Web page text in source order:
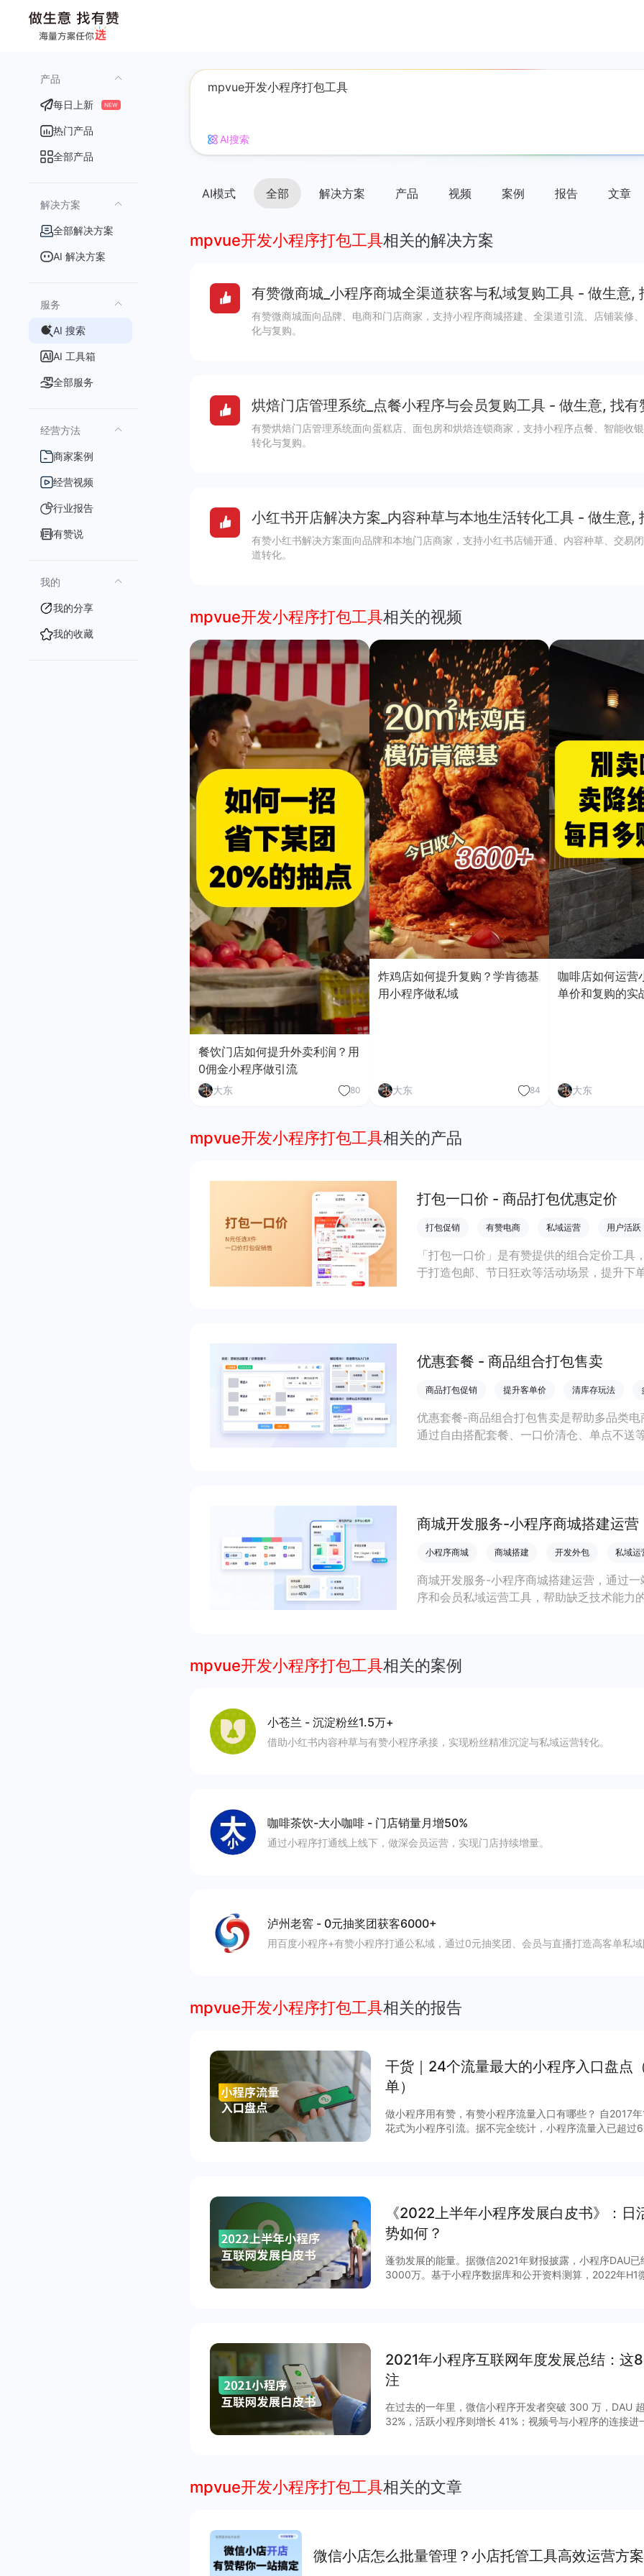
产品
每日上新 NEW
热门产品
全部产品
解决方案
全部解决方案
AI 解决方案
服务
AI 搜索
AI 工具箱
全部服务
经营方法
商家案例
经营视频
行业报告
有赞说
我的
我的分享
我的收藏
AI搜索
AI模式 全部 解决方案 产品 视频 案例 报告 文章
mpvue开发小程序打包工具相关的解决方案
有赞微商城_小程序商城全渠道获客与私域复购工具 - 做生意,
有赞微商城面向品牌、电商和门店商家，支持小程序商城搭建、全渠道引流、店铺装修
化与复购。
烘焙门店管理系统_点餐小程序与会员复购工具 - 做生意, 找有
有赞烘焙门店管理系统面向蛋糕店、面包房和烘焙连锁商家，支持小程序点餐、智能收
转化与复购。
小红书开店解决方案_内容种草与本地生活转化工具 - 做生意,
有赞小红书解决方案面向品牌和本地门店商家，支持小红书店铺开通、内容种草、交易
道转化。
mpvue开发小程序打包工具相关的视频
餐饮门店如何提升外卖利润？用
0佣金小程序做引流
大东 80
炸鸡店如何提升复购？学肯德基
用小程序做私域
大东 84
咖啡店如何运营
单价和复购的实
大东
mpvue开发小程序打包工具相关的产品
打包一口价 - 商品打包优惠定价
打包促销 有赞电商 私域运营 用户活跃
「打包一口价」是有赞提供的组合定价工
于打造包邮、节日狂欢等活动场景，提升下
优惠套餐 - 商品组合打包售卖
商品打包促销 提升客单价 清库存玩法
优惠套餐-商品组合打包售卖是帮助多品类
通过自由搭配套餐、一口价清仓、单点不送
商城开发服务-小程序商城搭建运营
小程序商城 商城搭建 开发外包 私域运
商城开发服务-小程序商城搭建运营，通过
序和会员私域运营工具，帮助缺乏技术能力
mpvue开发小程序打包工具相关的案例
小苍兰 - 沉淀粉丝1.5万+
借助小红书内容种草与有赞小程序承接，实现粉丝精准沉淀与私域运营转化。
咖啡茶饮-大小咖啡 - 门店销量月增50%
通过小程序打通线上线下，做深会员运营，实现门店持续增量。
泸州老窖 - 0元抽奖团获客6000+
用百度小程序+有赞小程序打通公私域，通过0元抽奖团、会员与直播打造高客单私
mpvue开发小程序打包工具相关的报告
干货｜24个流量最大的小程序入口盘点
单）
做小程序用有赞，有赞小程序流量入口有哪些？ 自2017
花式为小程序引流。据不完全统计，小程序流量入已超过
《2022上半年小程序发展白皮书》：
势如何？
蓬勃发展的能量。据微信2021年财报披露，小程序DAU
3000万。基于小程序数据库和公开资料测算，2022年H1
2021年小程序互联网年度发展总结：这
注
在过去的一年里，微信小程序开发者突破 300 万，DAU
32%，活跃小程序则增长 41%；视频号与小程序的连接
通，扩展“闭环思维“至“节点思维”，营销场景和营销方法
度等互联网平台加速扩建生态能力，小程序成为互联网商
mpvue开发小程序打包工具相关的文章
微信小店怎么批量管理？小店托管工具高效运营方案